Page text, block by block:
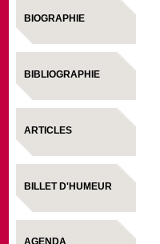
BIOGRAPHIE
BIBLIOGRAPHIE
ARTICLES
BILLET D'HUMEUR
AGENDA